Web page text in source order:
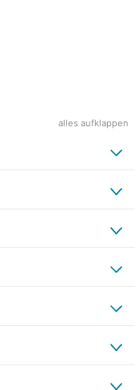
alles aufklappen